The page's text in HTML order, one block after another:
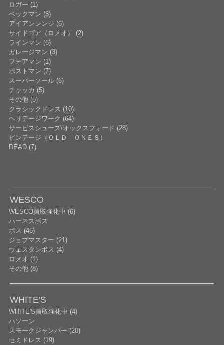
ロガー (1)
ベックマン (8)
アイアンレンジ (6)
サイドゴア（ロメオ） (2)
ラインマン (6)
ガレージマン (3)
フォアマン (1)
ポストマン (7)
スーパーソール (6)
チャッカ (5)
その他 (5)
クラシックドレス (10)
ヘリテージワーク (64)
サービスシューズ/オックスフォード (28)
ビンテージ（ＯＬＤ ＯＮＥＳ）
DEAD (7)
WESCO
WESCO買取強化中 (6)
ハーネスボス
ボス (46)
ジョブマスター (21)
ウェスタンボス (4)
ロメオ (1)
その他 (8)
WHITE'S
WHITE'S買取強化中 (4)
ハソーン
スモークジャンパー (20)
セミドレス (19)